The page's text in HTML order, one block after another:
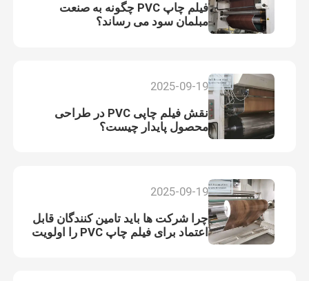
فیلم چاپ PVC چگونه به صنعت
مبلمان سود می رساند؟
2025-09-19
نقش فیلم چاپی PVC در طراحی
محصول پایدار چیست؟
2025-09-19
چرا شرکت ها باید تامین کنندگان قابل
اعتماد برای فیلم چاپ PVC را اولویت
بندی کنند؟